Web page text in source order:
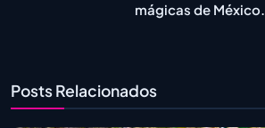
mágicas de México.
Posts Relacionados